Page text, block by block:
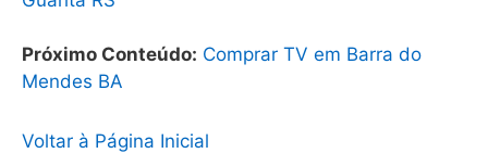
Próximo Conteúdo: Comprar TV em Barra do
Mendes BA
Voltar à Página Inicial